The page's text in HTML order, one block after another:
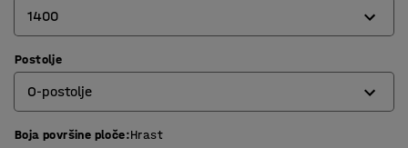
1400
800
1200
1400
Postolje
O-postolje
O-postolje
Boja površine ploče:Hrast